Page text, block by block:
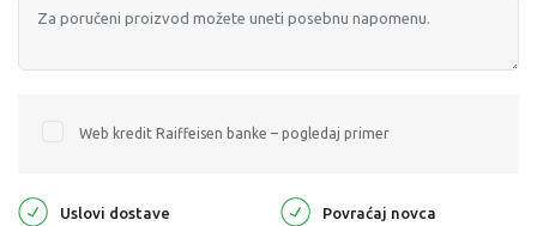
Web kredit Raiffeisen banke – pogledaj primer
Uslovi dostave Povraćaj novca